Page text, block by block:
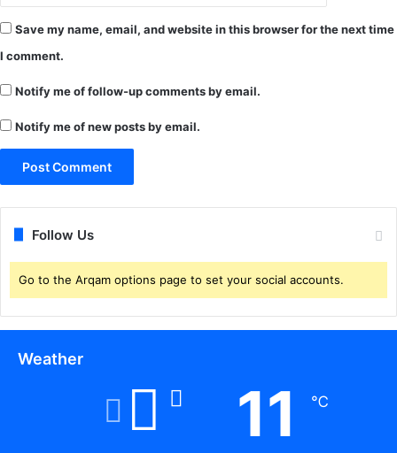
Save my name, email, and website in this browser for the next time
I comment.
Notify me of follow-up comments by email.
Notify me of new posts by email.
Follow Us
Go to the Arqam options page to set your social accounts.
Weather
11 ℃